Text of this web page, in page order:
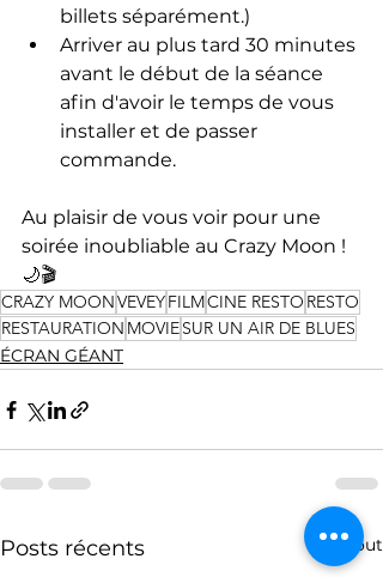
billets séparément.)
Arriver au plus tard 30 minutes
avant le début de la séance
afin d'avoir le temps de vous
installer et de passer
commande.
Au plaisir de vous voir pour une
soirée inoubliable au Crazy Moon !
🌙🎬
CRAZY MOONVEVEYFILMCINE RESTO RESTO
RESTAURATION MOVIESUR UN AIR DE BLUES
ÉCRAN GÉANT
Posts récents Voir tout